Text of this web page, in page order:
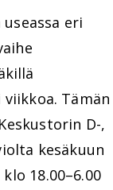
eri
Tämän
D-,
kesäkuun
18.00–6.00